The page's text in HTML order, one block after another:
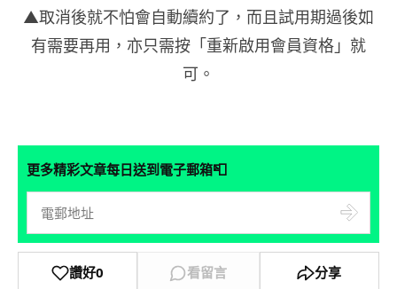
▲取消後就不怕會自動續約了，而且試用期過後如
有需要再用，亦只需按「重新啟用會員資格」就
可。
更多精彩文章每日送到電子郵箱📮
讚好0 看留言 分享